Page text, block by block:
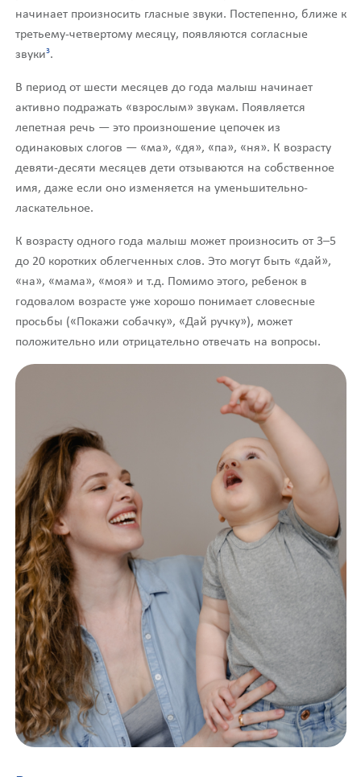
начинает произносить гласные звуки. Постепенно, ближе к
третьему-четвертому месяцу, появляются согласные
звуки3.
В период от шести месяцев до года малыш начинает
активно подражать «взрослым» звукам. Появляется
лепетная речь — это произношение цепочек из
одинаковых слогов — «ма», «дя», «па», «ня». К возрасту
девяти-десяти месяцев дети отзываются на собственное
имя, даже если оно изменяется на уменьшительно-
ласкательное.
К возрасту одного года малыш может произносить от 3–5
до 20 коротких облегченных слов. Это могут быть «дай»,
«на», «мама», «моя» и т.д. Помимо этого, ребенок в
годовалом возрасте уже хорошо понимает словесные
просьбы («Покажи собачку», «Дай ручку»), может
положительно или отрицательно отвечать на вопросы.